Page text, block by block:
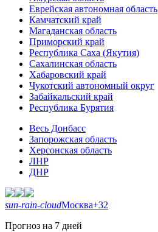
Еврейская автономная область
Камчатский край
Магаданская область
Приморский край
Республика Саха (Якутия)
Сахалинская область
Хабаровский край
Чукотский автономный округ
Забайкальский край
Республика Бурятия
Весь Донбасс
Запорожская область
Херсонская область
ЛНР
ДНР
sun-rain-cloudМосква+32
Прогноз на 7 дней